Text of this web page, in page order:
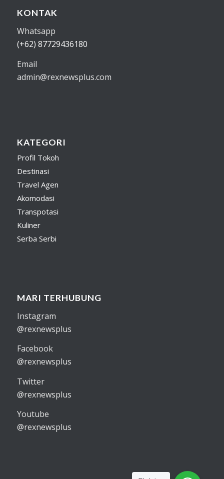
KONTAK
Whatsapp
(+62) 87729436180
Email
admin@rexnewsplus.com
KATEGORI
Profil Tokoh
Destinasi
Travel Agen
Akomodasi
Transpotasi
Kuliner
Serba Serbi
MARI TERHUBUNG
Instagram
@rexnewsplus
Facebook
@rexnewsplus
Twitter
@rexnewsplus
Youtube
@rexnewsplus